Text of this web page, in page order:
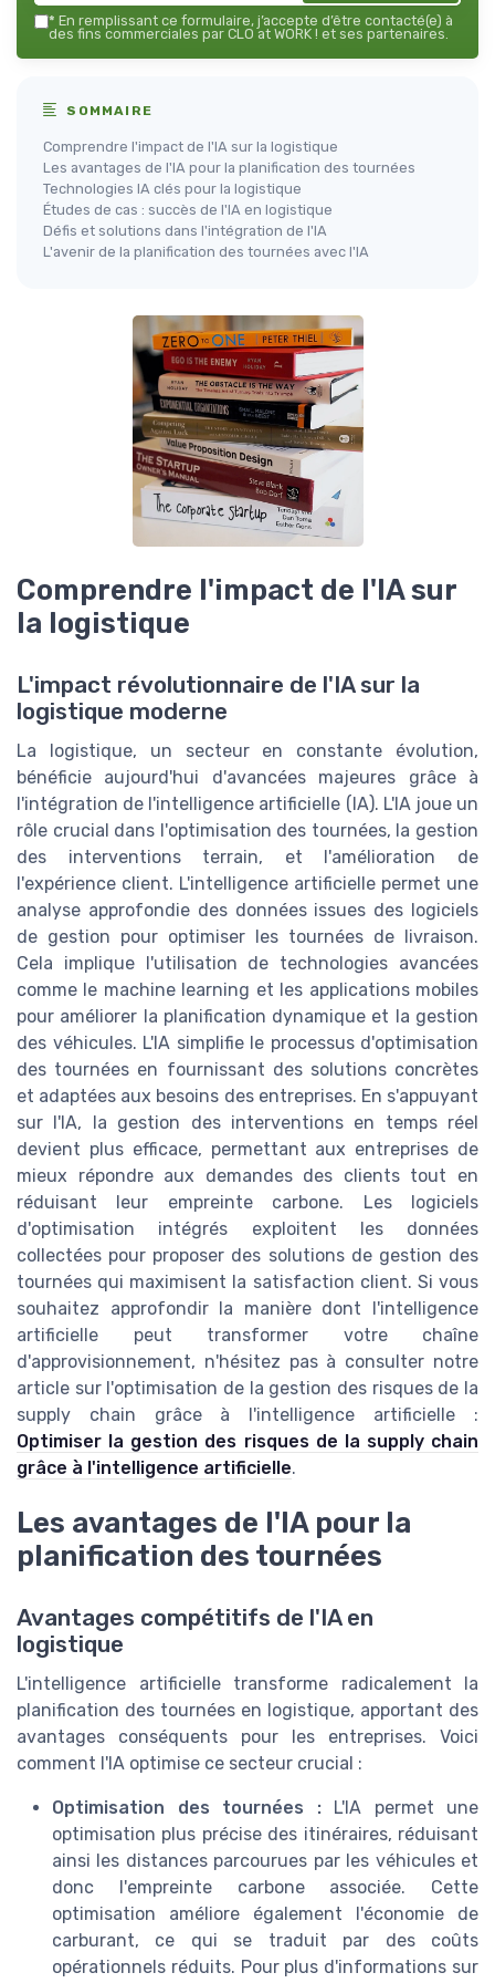
* En remplissant ce formulaire, j’accepte d’être contacté(e) à
des fins commerciales par CLO at WORK ! et ses partenaires.
SOMMAIRE
Comprendre l'impact de l'IA sur la logistique
Les avantages de l'IA pour la planification des tournées
Technologies IA clés pour la logistique
Études de cas : succès de l'IA en logistique
Défis et solutions dans l'intégration de l'IA
L'avenir de la planification des tournées avec l'IA
Comprendre l'impact de l'IA sur
la logistique
L'impact révolutionnaire de l'IA sur la
logistique moderne
La logistique, un secteur en constante évolution,
bénéficie aujourd'hui d'avancées majeures grâce à
l'intégration de l'intelligence artificielle (IA). L'IA joue un
rôle crucial dans l'optimisation des tournées, la gestion
des interventions terrain, et l'amélioration de
l'expérience client. L'intelligence artificielle permet une
analyse approfondie des données issues des logiciels
de gestion pour optimiser les tournées de livraison.
Cela implique l'utilisation de technologies avancées
comme le machine learning et les applications mobiles
pour améliorer la planification dynamique et la gestion
des véhicules. L'IA simplifie le processus d'optimisation
des tournées en fournissant des solutions concrètes
et adaptées aux besoins des entreprises. En s'appuyant
sur l'IA, la gestion des interventions en temps réel
devient plus efficace, permettant aux entreprises de
mieux répondre aux demandes des clients tout en
réduisant leur empreinte carbone. Les logiciels
d'optimisation intégrés exploitent les données
collectées pour proposer des solutions de gestion des
tournées qui maximisent la satisfaction client. Si vous
souhaitez approfondir la manière dont l'intelligence
artificielle peut transformer votre chaîne
d'approvisionnement, n'hésitez pas à consulter notre
article sur l'optimisation de la gestion des risques de la
supply chain grâce à l'intelligence artificielle :
Optimiser la gestion des risques de la supply chain
grâce à l'intelligence artificielle.
Les avantages de l'IA pour la
planification des tournées
Avantages compétitifs de l'IA en
logistique
L'intelligence artificielle transforme radicalement la
planification des tournées en logistique, apportant des
avantages conséquents pour les entreprises. Voici
comment l'IA optimise ce secteur crucial :
Optimisation des tournées :L'IA permet une
optimisation plus précise des itinéraires, réduisant
ainsi les distances parcourues par les véhicules et
donc l'empreinte carbone associée. Cette
optimisation améliore également l'économie de
carburant, ce qui se traduit par des coûts
opérationnels réduits. Pour plus d'informations sur